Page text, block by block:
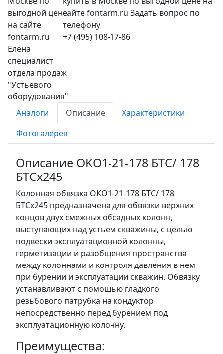
+7 (495) 108-17-86
Аналоги Описание
Характеристики
Фотогалерея
Описание OKO1-21-178 БТС/ 178
БТСх245
Колонная обвязка OKO1-21-178 БТС/ 178
БТСх245 предназначена для обвязки верхних
концов двух смежных обсадных колонн,
выступающих над устьем скважины, с целью
подвески эксплуатационной колонны,
герметизации и разобщения пространства
между колоннами и контроля давления в нем
при бурении и эксплуатации скважин. Обвязку
устанавливают с помощью гладкого
резьбового патрубка на кондуктор
непосредственно перед бурением под
эксплуатационную колонну.
Преимущества: